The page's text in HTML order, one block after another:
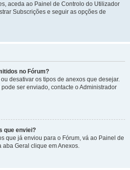
aceda ao Painel de Controlo do Utilizador
Subscrições e seguir as opções de
no Fórum?
desativar os tipos de anexos que desejar.
ser enviado, contacte o Administrador
que enviei?
que já enviou para o Fórum, vá ao Painel de
Geral clique em Anexos.